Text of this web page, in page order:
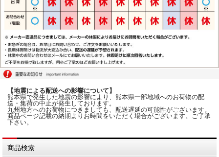
【地震による配送への影響について】
熊本県で発生した地震の影響により、熊本県一部地域へのお荷物の配
送・集荷の中止が発生しております。
九州地方へのお荷物につきましても、配送遅延の可能性がございます。
商品ページ記載の納期よりお時間をいただく場合がございます。ご了承
下さい。
商品検索